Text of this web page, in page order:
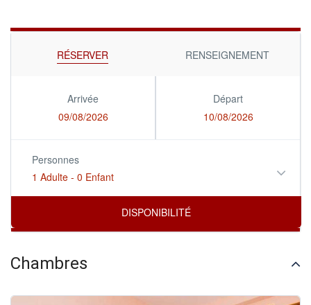
RÉSERVER RENSEIGNEMENT
Arrivée
09/08/2026
Départ
10/08/2026
Personnes
1 Adulte - 0 Enfant
Chambres